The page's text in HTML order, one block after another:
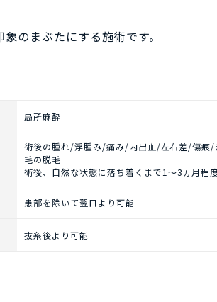
のまぶたにする施術です。
局所麻酔
術後の腫れ/浮腫み/痛み/内出血/左右差/傷痕/
毛の脱毛
術後、自然な状態に落ち着くまで1～3ヵ月程度
患部を除いて翌日より可能
抜糸後より可能